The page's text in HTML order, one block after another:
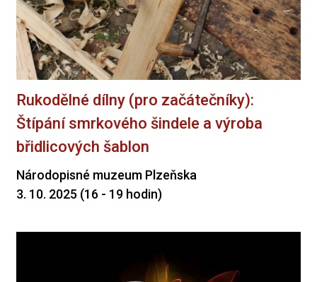
Rukodělné dílny (pro začátečníky):
Štípání smrkového šindele a výroba
břidlicových šablon
Národopisné muzeum Plzeňska
3. 10. 2025 (16 - 19 hodin)